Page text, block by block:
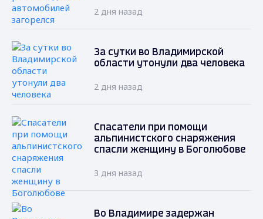
2 дня назад
За сутки во Владимирской
области утонули два человека
2 дня назад
Спасатели при помощи
альпинистского снаряжения
спасли женщину в Боголюбове
3 дня назад
Во Владимире задержан